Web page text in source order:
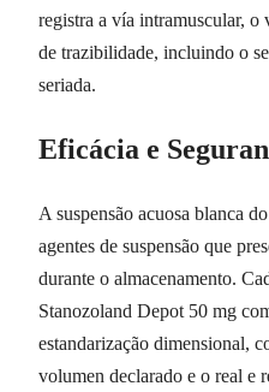
registra a vía intramuscular,
de trazibilidade, incluindo o
seriada.
Eficácia e
A suspensão acuosa blanca
agentes de suspensão que
durante o almacenamento.
Stanozoland Depot 50 mg
estandarização dimensional,
volumen declarado e o real e